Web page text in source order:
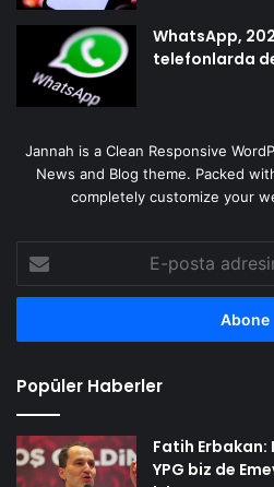
WhatsApp,
telefonlarda
Jannah is a Clean Responsive
News and Blog theme. Packed
completely customize your
posta
adresinizi
Popüler Haberler
Fatih Erbakan:
YPG biz de